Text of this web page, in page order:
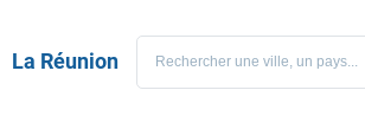
La Réunion